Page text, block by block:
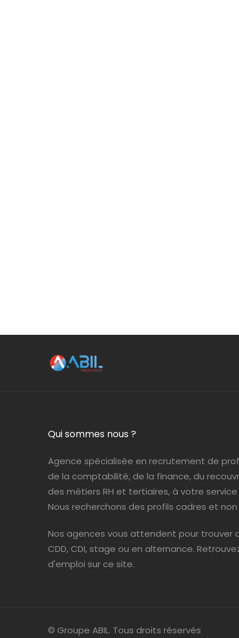
Qui sommes nous ?
Agence spécialisée en recrutement de
de la comptabilité, de la finance, du
des métiers RH et tertiaires, à votre service
Nous recherchons des profils cadres et
Nos agences vous attendent pour trouver
CDD, CDI, stage ou en alternance.
d'emploi sur ce site.
© Groupe ABIL. Tous droits réservés